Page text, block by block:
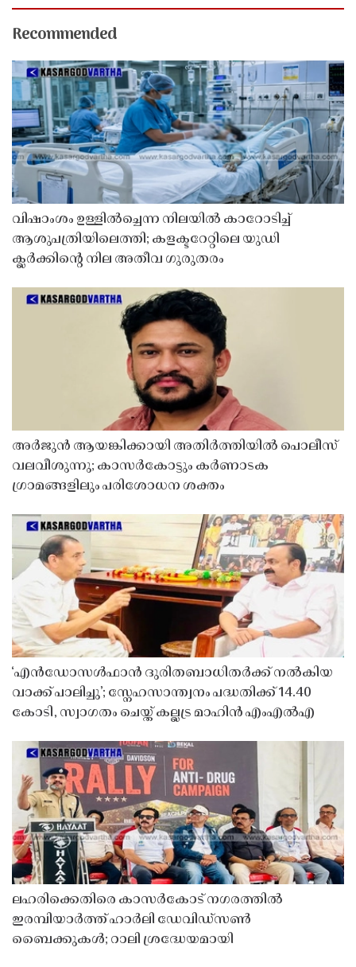
Recommended
വിഷാംശം ഉള്ളിൽച്ചെന്ന നിലയിൽ കാറോടിച്ച്
ആശുപത്രിയിലെത്തി; കളക്ടറേറ്റിലെ യുഡി
ക്ലർക്കിൻ്റെ നില അതീവ ഗുരുതരം
അർജുൻ ആയങ്കിക്കായി അതിർത്തിയിൽ പൊലീസ്
വലവീശുന്നു; കാസർകോട്ടും കർണാടക
ഗ്രാമങ്ങളിലും പരിശോധന ശക്തം
‘എൻഡോസൾഫാൻ ദുരിതബാധിതർക്ക് നൽകിയ
വാക്ക് പാലിച്ചു’; സ്നേഹസാന്ത്വനം പദ്ധതിക്ക് 14.40
കോടി, സ്വാഗതം ചെയ്ത് കല്ലട്ര മാഹിൻ എംഎൽഎ
ലഹരിക്കെതിരെ കാസർകോട് നഗരത്തിൽ
ഇരമ്പിയാർത്ത് ഹാർലി ഡേവിഡ്‌സൺ
ബൈക്കുകൾ; റാലി ശ്രദ്ധേയമായി